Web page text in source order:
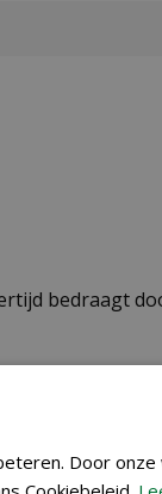
bedraagt
Door